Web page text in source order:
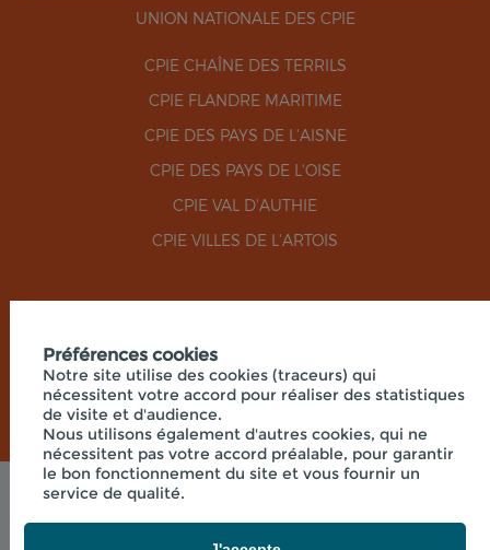
UNION NATIONALE DES CPIE
CPIE CHAÎNE DES TERRILS
CPIE FLANDRE MARITIME
CPIE DES PAYS DE L'AISNE
CPIE DES PAYS DE L'OISE
CPIE VAL D'AUTHIE
CPIE VILLES DE L'ARTOIS
Mentions légales
© 2026 - UNION RÉGIONALE DES CPIE HAUTS-DE-
FRANCE - SIÈGE SOCIAL 33 RUE DES VICTIMES DE
Préférences cookies
Notre site utilise des cookies (traceurs) qui
nécessitent votre accord pour réaliser des statistiques
de visite et d'audience.
Nous utilisons également d'autres cookies, qui ne
nécessitent pas votre accord préalable, pour garantir
le bon fonctionnement du site et vous fournir un
service de qualité.